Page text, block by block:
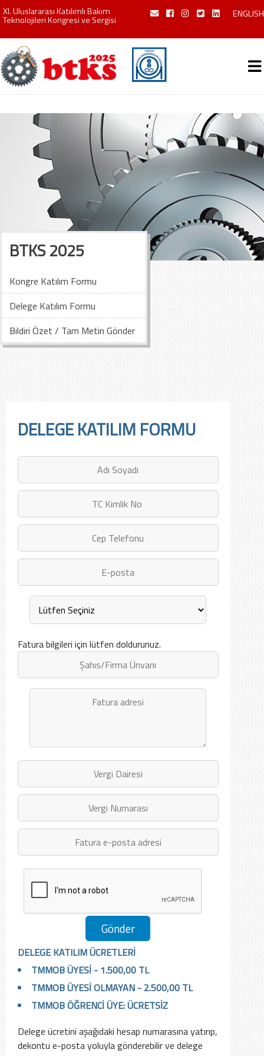
XI. Uluslararası Katılımlı Bakım
Teknolojileri Kongresi ve Sergisi ENGLISH
BTKS 2025
Kongre Katılım Formu
Delege Katılım Formu
Bildiri Özet / Tam Metin Gönder
DELEGE KATILIM FORMU
Fatura bilgileri için lütfen doldurunuz.
DELEGE KATILIM ÜCRETLERİ
TMMOB ÜYESİ - 1.500,00 TL
TMMOB ÜYESİ OLMAYAN - 2.500,00 TL
TMMOB ÖĞRENCİ ÜYE: ÜCRETSİZ
Delege ücretini aşağıdaki hesap numarasına yatırıp,
dekontu e-posta yoluyla gönderebilir ve delege